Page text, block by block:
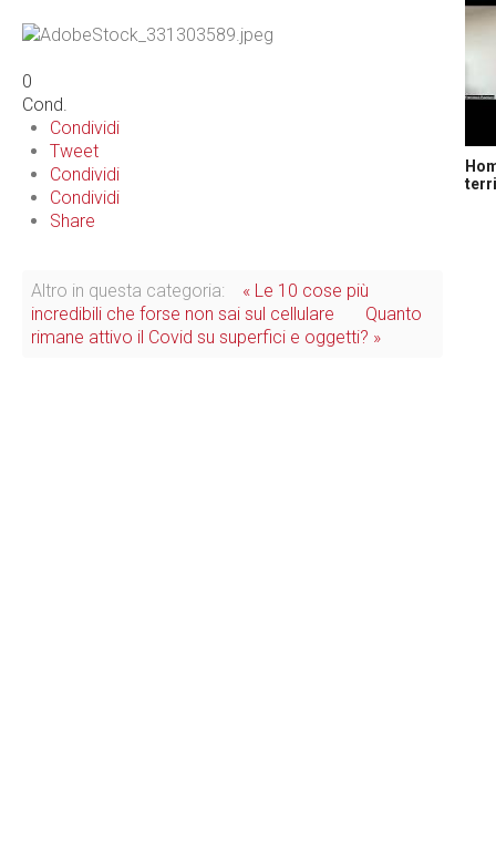
0
Cond.
Condividi
Tweet
Condividi
Condividi
Share
Altro in questa categoria:
« Le 10 cose più
incredibili che forse non sai sul cellulare
Quanto
rimane attivo il Covid su superfici e oggetti? »